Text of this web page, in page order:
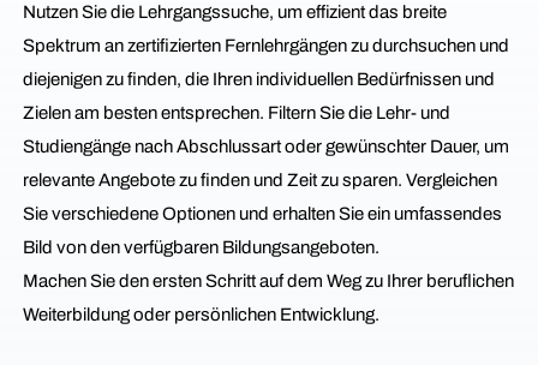
Nutzen Sie die Lehrgangssuche, um effizient das breite
Spektrum an zertifizierten Fernlehrgängen zu durchsuchen und
diejenigen zu finden, die Ihren individuellen Bedürfnissen und
Zielen am besten entsprechen. Filtern Sie die Lehr- und
Studiengänge nach Abschlussart oder gewünschter Dauer, um
relevante Angebote zu finden und Zeit zu sparen. Vergleichen
Sie verschiedene Optionen und erhalten Sie ein umfassendes
Bild von den verfügbaren Bildungsangeboten.
Machen Sie den ersten Schritt auf dem Weg zu Ihrer beruflichen
Weiterbildung oder persönlichen Entwicklung.